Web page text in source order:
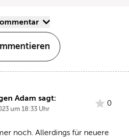
Adam sagt:
um 18:33 Uhr
0
noch. Allerdings für neuere